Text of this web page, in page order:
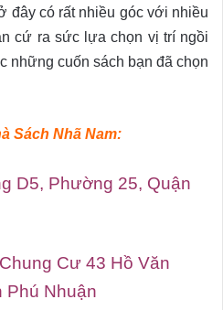
đây có rất nhiều góc với nhiều
cứ ra sức lựa chọn vị trí ngồi
những cuốn sách bạn đã chọn
Sách Nhã Nam:
D5, Phường 25, Quận
Cư 43 Hồ Văn
Phú Nhuận